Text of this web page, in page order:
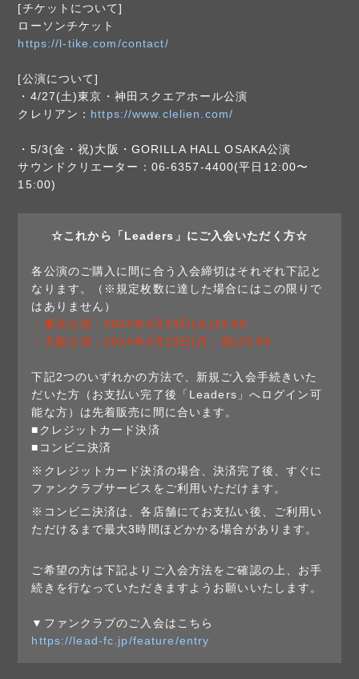
[チケットについて]
ローソンチケット
https://l-tike.com/contact/
[公演について]
・4/27(土)東京・神田スクエアホール公演
クレリアン： https://www.clelien.com/
・5/3(金・祝)大阪・GORILLA HALL OSAKA公演
サウンドクリエーター：06-6357-4400(平日12:00〜
15:00)
☆これから「Leaders」にご入会いただく方☆
各公演のご購入に間に合う入会締切はそれぞれ下記と
なります。（※規定枚数に達した場合にはこの限りで
はありません）
・東京公演：2024年4月23日(火)23:59
・大阪公演：2024年4月29日(月・祝)23:59
下記2つのいずれかの方法で、新規ご入会手続きいた
だいた方（お支払い完了後「Leaders」へログイン可
能な方）は先着販売に間に合います。
■クレジットカード決済
■コンビニ決済
※クレジットカード決済の場合、決済完了後、すぐに
ファンクラブサービスをご利用いただけます。
※コンビニ決済は、各店舗にてお支払い後、ご利用い
ただけるまで最大3時間ほどかかる場合があります。
ご希望の方は下記よりご入会方法をご確認の上、お手
続きを行なっていただきますようお願いいたします。
▼ファンクラブのご入会はこちら
https://lead-fc.jp/feature/entry